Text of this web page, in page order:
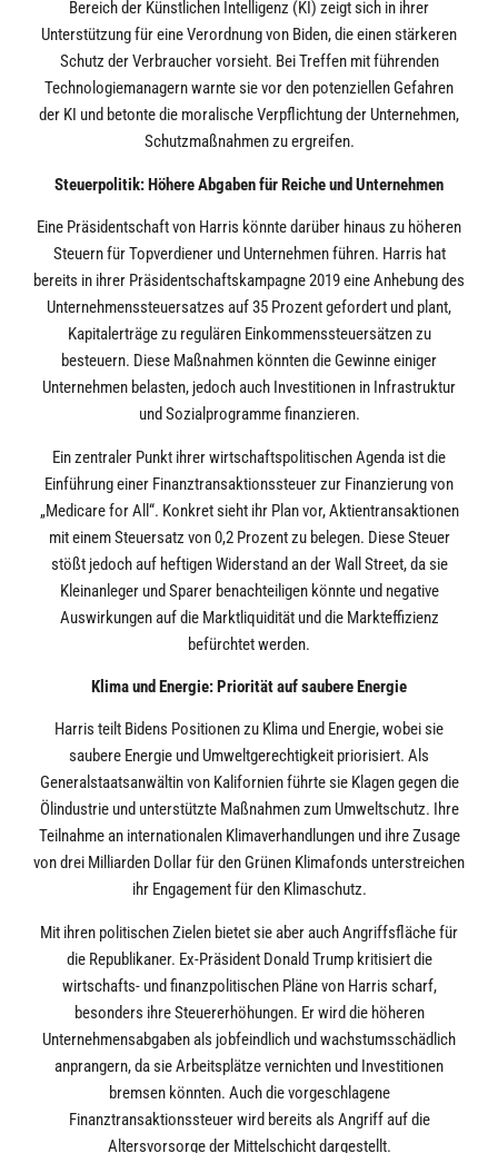
Bereich der Künstlichen Intelligenz (KI) zeigt sich in ihrer
Unterstützung für eine Verordnung von Biden, die einen stärkeren
Schutz der Verbraucher vorsieht. Bei Treffen mit führenden
Technologiemanagern warnte sie vor den potenziellen Gefahren
der KI und betonte die moralische Verpflichtung der Unternehmen,
Schutzmaßnahmen zu ergreifen.
Steuerpolitik: Höhere Abgaben für Reiche und Unternehmen
Eine Präsidentschaft von Harris könnte darüber hinaus zu höheren
Steuern für Topverdiener und Unternehmen führen. Harris hat
bereits in ihrer Präsidentschaftskampagne 2019 eine Anhebung des
Unternehmenssteuersatzes auf 35 Prozent gefordert und plant,
Kapitalerträge zu regulären Einkommenssteuersätzen zu
besteuern. Diese Maßnahmen könnten die Gewinne einiger
Unternehmen belasten, jedoch auch Investitionen in Infrastruktur
und Sozialprogramme finanzieren.
Ein zentraler Punkt ihrer wirtschaftspolitischen Agenda ist die
Einführung einer Finanztransaktionssteuer zur Finanzierung von
„Medicare for All“. Konkret sieht ihr Plan vor, Aktientransaktionen
mit einem Steuersatz von 0,2 Prozent zu belegen. Diese Steuer
stößt jedoch auf heftigen Widerstand an der Wall Street, da sie
Kleinanleger und Sparer benachteiligen könnte und negative
Auswirkungen auf die Marktliquidität und die Markteffizienz
befürchtet werden.
Klima und Energie: Priorität auf saubere Energie
Harris teilt Bidens Positionen zu Klima und Energie, wobei sie
saubere Energie und Umweltgerechtigkeit priorisiert. Als
Generalstaatsanwältin von Kalifornien führte sie Klagen gegen die
Ölindustrie und unterstützte Maßnahmen zum Umweltschutz. Ihre
Teilnahme an internationalen Klimaverhandlungen und ihre Zusage
von drei Milliarden Dollar für den Grünen Klimafonds unterstreichen
ihr Engagement für den Klimaschutz.
Mit ihren politischen Zielen bietet sie aber auch Angriffsfläche für
die Republikaner. Ex-Präsident Donald Trump kritisiert die
wirtschafts- und finanzpolitischen Pläne von Harris scharf,
besonders ihre Steuererhöhungen. Er wird die höheren
Unternehmensabgaben als jobfeindlich und wachstumsschädlich
anprangern, da sie Arbeitsplätze vernichten und Investitionen
bremsen könnten. Auch die vorgeschlagene
Finanztransaktionssteuer wird bereits als Angriff auf die
Altersvorsorge der Mittelschicht dargestellt.